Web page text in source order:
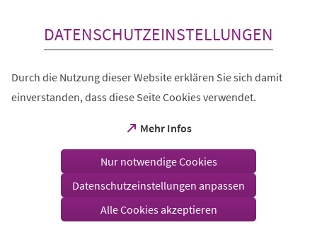
DATENSCHUTZEINSTELLUNGEN
Durch die Nutzung dieser Website erklären Sie sich damit
einverstanden, dass diese Seite Cookies verwendet.
Mehr Infos
(Öffnet
einem
Tab)
Nur notwendige Cookies
Datenschutzeinstellungen anpassen
Alle Cookies akzeptieren